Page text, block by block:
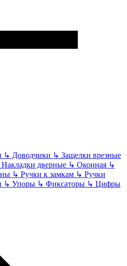
↳ Доводчики ↳ Защелки врезные
Накладки дверные ↳ Оконная ↳
↳ Ручки к замкам ↳ Ручки
↳ Упоры ↳ Фиксаторы ↳ Цифры